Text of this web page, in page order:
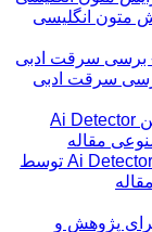
بررسی مقالات شما به وسیله قوی ترین Ai Detector توسط